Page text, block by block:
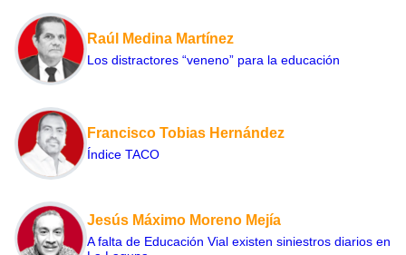
Raúl Medina Martínez
Los distractores “veneno” para la educación
Francisco Tobias Hernández
Índice TACO
Jesús Máximo Moreno Mejía
A falta de Educación Vial existen siniestros diarios en